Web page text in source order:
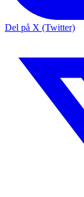
Del på X (Twitter)